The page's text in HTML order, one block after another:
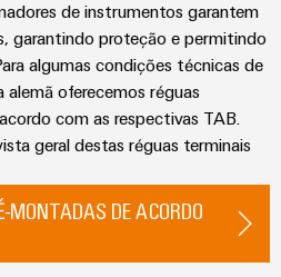
de instrumentos garantem
garantindo proteção e permitindo
algumas condições técnicas de
oferecemos réguas
com as respectivas TAB.
geral destas réguas terminais
MONTADAS DE ACORDO